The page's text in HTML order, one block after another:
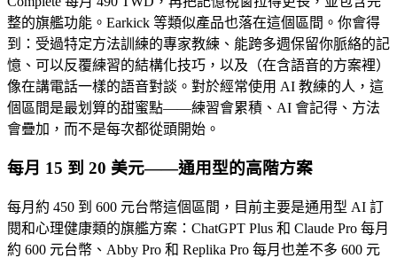
整的旗艦功能。Earkick 等類似產品也落在這個區間。你會得
到：受過特定方法訓練的專家教練、能跨多週保留你脈絡的記
憶、可以反覆練習的結構化技巧，以及（在含語音的方案裡）
像在講電話一樣的語音對談。對於經常使用 AI 教練的人，這
個區間是最划算的甜蜜點——練習會累積、AI 會記得、方法
會疊加，而不是每次都從頭開始。
每月 15 到 20 美元——通用型的高階方案
每月約 450 到 600 元台幣這個區間，目前主要是通用型 AI 訂
閱和心理健康類的旗艦方案：ChatGPT Plus 和 Claude Pro 每月
約 600 元台幣、Abby Pro 和 Replika Pro 每月也差不多 600 元